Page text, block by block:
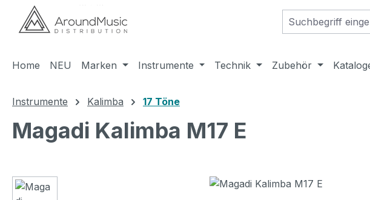
Hauptinhalt springen
Zur Suche springen
Zur Hauptnavigation springen
Home NEU Marken Instrumente Technik Zubehör
Instrumente Kalimba 17 Töne
Magadi Kalimba M17 E
Bildergalerie überspringen